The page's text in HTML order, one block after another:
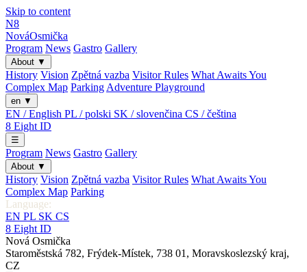
Skip to content
N8
NováOsmička
Program News Gastro Gallery
About ▼
History Vision Zpětná vazba Visitor Rules What Awaits You
Complex Map Parking Adventure Playground
en ▼
EN / English PL / polski SK / slovenčina CS / čeština
8 Eight ID
☰
Program News Gastro Gallery
About ▼
History Vision Zpětná vazba Visitor Rules What Awaits You
Complex Map Parking
Language:
EN PL SK CS
8 Eight ID
Nová Osmička
Staroměstská 782, Frýdek-Místek, 738 01 , Moravskoslezský kraj,
CZ